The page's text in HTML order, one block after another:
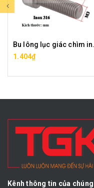
Bu
1.404₫
Kênh thông tin của